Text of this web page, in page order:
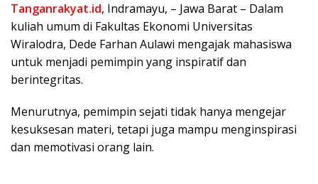
Tanganrakyat.id, Indramayu, – Jawa Barat – Dalam
kuliah umum di Fakultas Ekonomi Universitas
Wiralodra, Dede Farhan Aulawi mengajak mahasiswa
untuk menjadi pemimpin yang inspiratif dan
berintegritas.
Menurutnya, pemimpin sejati tidak hanya mengejar
kesuksesan materi, tetapi juga mampu menginspirasi
dan memotivasi orang lain.